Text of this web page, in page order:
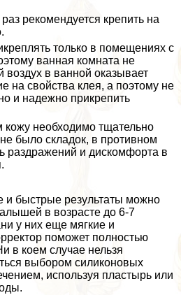
рекомендуется крепить на
только в помещениях с
ванная комната не
воздух в ванной оказывает
на свойства клея, а поэтому не
и надежно прикрепить
необходимо тщательно
было складок, в противном
раздражений и дискомфорта в
быстрые результаты можно
в возрасте до 6-7
у них еще мягкие и
поможет полностью
в коем случае нельзя
выбором силиконовых
используя пластырь или